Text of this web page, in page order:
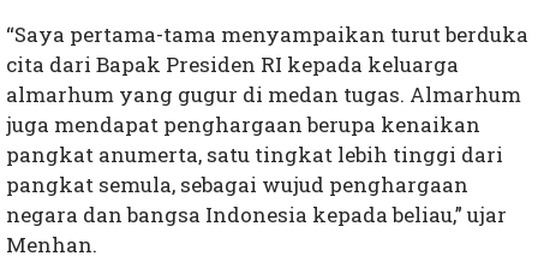
“Saya pertama-tama menyampaikan turut berduka
cita dari Bapak Presiden RI kepada keluarga
almarhum yang gugur di medan tugas. Almarhum
juga mendapat penghargaan berupa kenaikan
pangkat anumerta, satu tingkat lebih tinggi dari
pangkat semula, sebagai wujud penghargaan
negara dan bangsa Indonesia kepada beliau,” ujar
Menhan.